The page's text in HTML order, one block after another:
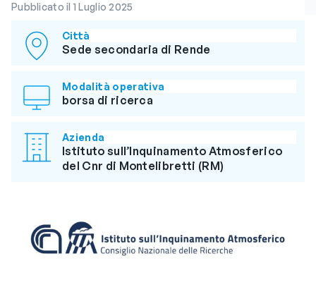
Pubblicato il 1 Luglio 2025
Città
Sede secondaria di Rende
Modalità operativa
borsa di ricerca
Azienda
Istituto sull’Inquinamento Atmosferico
del Cnr di Montelibretti (RM)